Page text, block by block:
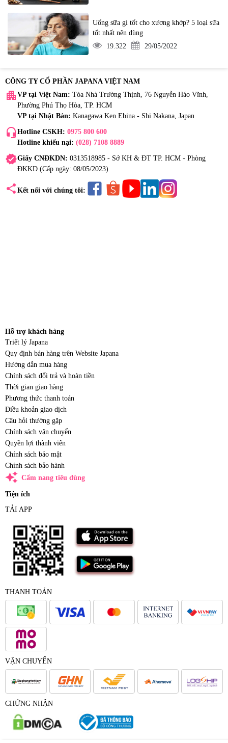
Uống sữa gì tốt cho xương khớp? 5 loại sữa
tốt nhất nên dùng
19.322
29/05/2022
CÔNG TY CỔ PHẦN JAPANA VIỆT NAM
apartment VP tại Việt Nam: Tòa Nhà Trường Thịnh, 76 Nguyễn Háo Vĩnh,
Phường Phú Thọ Hòa, TP. HCM
VP tại Nhật Bản: Kanagawa Ken Ebina - Shi Nakana, Japan
headset_mic Hotline CSKH: 0975 800 600
Hotline khiếu nại: (028) 7108 8889
verifiedGiấy CNĐKDN: 0313518985 - Sở KH & ĐT TP. HCM - Phòng
ĐKKD (Cấp ngày: 08/05/2023)
share Kết nối với chúng tôi:
Hỗ trợ khách hàng
Triết lý Japana
Quy định bán hàng trên Website Japana
Hướng dẫn mua hàng
Chính sách đổi trả và hoàn tiền
Thời gian giao hàng
Phương thức thanh toán
Điều khoản giao dịch
Câu hỏi thường gặp
Chính sách vận chuyển
Quyền lợi thành viên
Chính sách bảo mật
Chính sách bảo hành
auto_awesome Cẩm nang tiêu dùng
Tiện ích
TẢI APP
THANH TOÁN
VẬN CHUYỂN
CHỨNG NHẬN